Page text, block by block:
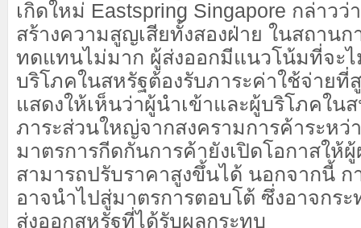
เกิดใหม่ Eastspring Singapore กล่าว
สร้างความสูญเสียทั้งสองฝ่าย ในสถาน
ทดแทนไม่มาก ผู้ส่งออกมีแนวโน้มที่จะ
บริโภคในสหรัฐต้องรับภาระค่าใช้จ่ายที่
แสดงให้เห็นว่าผู้นำเข้าและผู้บริโภคใน
ภาระส่วนใหญ่จากสงครามการค้าระหว่
มาตรการกีดกันการค้ายังเปิดโอกาสให้
สามารถปรับราคาสูงขึ้นได้ นอกจากนี้ ก
อาจนำไปสู่มาตรการตอบโต้ ซึ่งอาจกร
ส่งออกสหรัฐที่ได้รับผลกระทบ